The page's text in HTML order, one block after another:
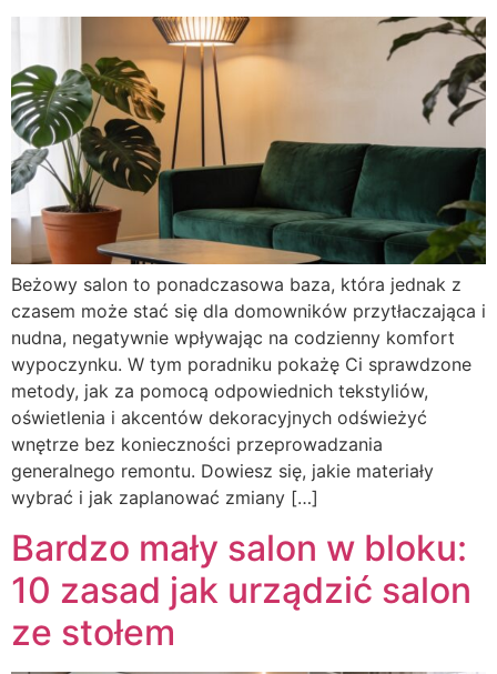
Beżowy salon to ponadczasowa baza, która jednak z
czasem może stać się dla domowników przytłaczająca i
nudna, negatywnie wpływając na codzienny komfort
wypoczynku. W tym poradniku pokażę Ci sprawdzone
metody, jak za pomocą odpowiednich tekstyliów,
oświetlenia i akcentów dekoracyjnych odświeżyć
wnętrze bez konieczności przeprowadzania
generalnego remontu. Dowiesz się, jakie materiały
wybrać i jak zaplanować zmiany […]
Bardzo mały salon w bloku:
10 zasad jak urządzić salon
ze stołem